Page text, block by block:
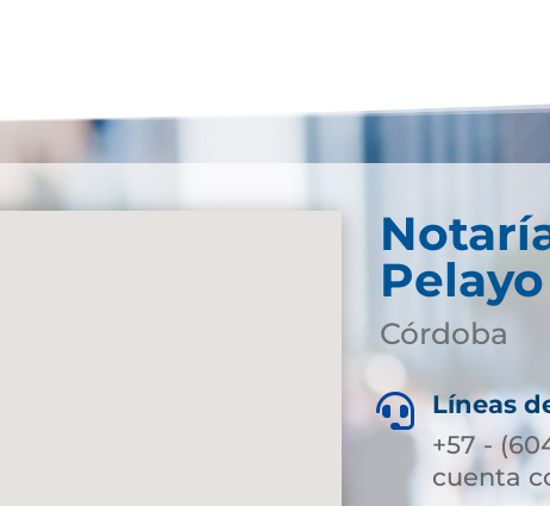
Pelayo
Córdoba
 Líneas
+57 -
cuenta